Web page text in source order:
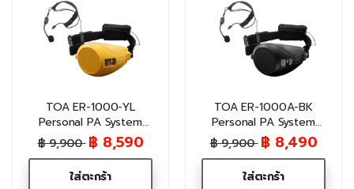
TOA ER-1000-YL
Personal PA System
6W
฿ 9,900 ฿ 8,590
ใส่ตะกร้า
TOA ER-1000A-BK
Personal PA System
6W
฿ 9,900 ฿ 8,490
ใส่ตะกร้า